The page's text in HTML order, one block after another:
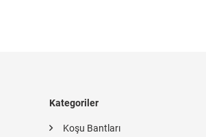
Kategoriler
Koşu Bantları